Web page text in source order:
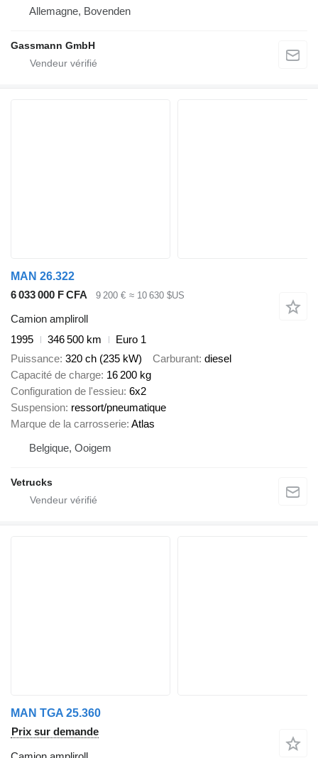
Allemagne, Bovenden
Gassmann GmbH
MAN 26.322
6 033 000 F CFA
9 200 € ≈ 10 630 $US
Camion ampliroll
1995
346 500 km
Euro 1
Puissance 320 ch (235 kW) Carburant diesel
Capacité de charge 16 200 kg
Configuration de l'essieu 6x2
Suspension ressort/pneumatique
Marque de la carrosserie Atlas
Belgique, Ooigem
Vetrucks
MAN TGA 25.360
Prix sur demande